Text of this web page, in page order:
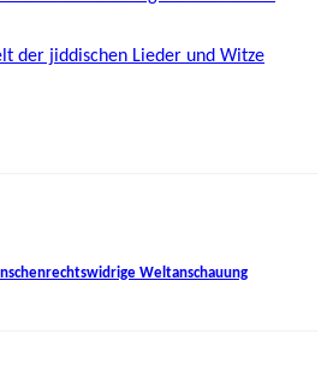
der jiddischen Lieder und Witze
Weltanschauung